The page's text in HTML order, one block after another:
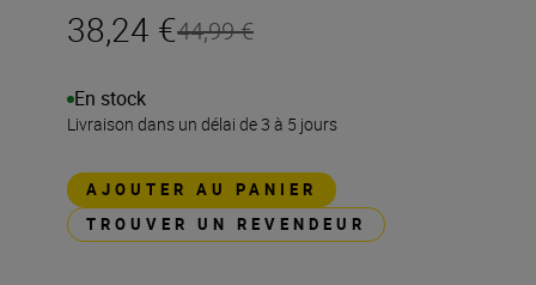
38,24 €44,99 €
En stock
Livraison dans un délai de 3 à 5 jours
AJOUTER AU PANIER
TROUVER UN REVENDEUR